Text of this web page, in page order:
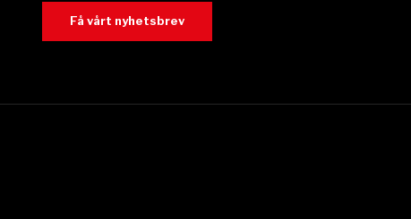
Få vårt nyhetsbrev